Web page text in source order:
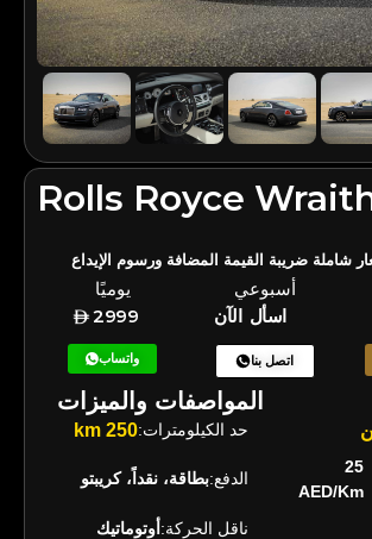
Rolls Royce
شاملة ضريبة القيمة المضافة ورسوم الإيداع
يوميًا أسبوعي
2999
اسأل الآن
واتساب اتصل بنا
المواصفات والميزات
حد الكيلومترات:250 km
25
AED/Km
الدفع:بطاقة، نقداً، كريبتو
ناقل الحركة: أوتوماتيك